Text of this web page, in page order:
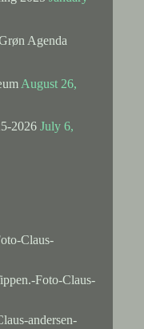
Agenda
August 26,
2026 July 6,